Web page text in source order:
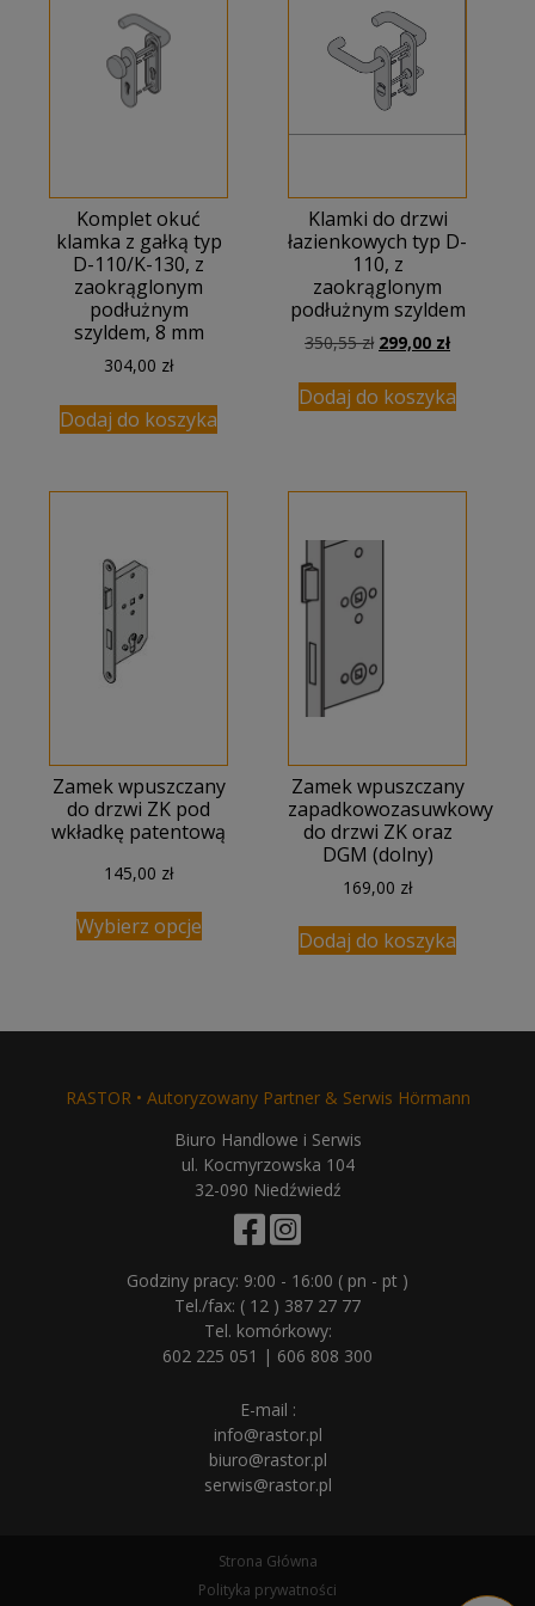
Komplet okuć
klamka z gałką typ
D-110/K-130, z
zaokrąglonym
podłużnym
szyldem, 8 mm
304,00 zł
Dodaj do koszyka
Klamki do drzwi
łazienkowych typ D-
110, z
zaokrąglonym
podłużnym szyldem
350,55zł Pierwotna
wynosiła:
350,55 zł.
299,00 złAktualna
wynosi:
299,00 zł.
Dodaj do koszyka
Zamek wpuszczany
do drzwi ZK pod
wkładkę patentową
145,00 zł
Wybierz opcje
Zamek wpuszczany
zapadkowozasuwkowy
do drzwi ZK oraz
DGM (dolny)
169,00 zł
Dodaj do koszyka
RASTOR • Autoryzowany Partner & Serwis Hörmann
Biuro Handlowe i Serwis
ul. Kocmyrzowska 104
32-090 Niedźwiedź
Godziny pracy: 9:00 - 16:00 ( pn - pt )
Tel./fax: ( 12 ) 387 27 77
Tel. komórkowy:
602 225 051 | 606 808 300
E-mail :
info@rastor.pl
biuro@rastor.pl
serwis@rastor.pl
Strona Główna
Polityka prywatności